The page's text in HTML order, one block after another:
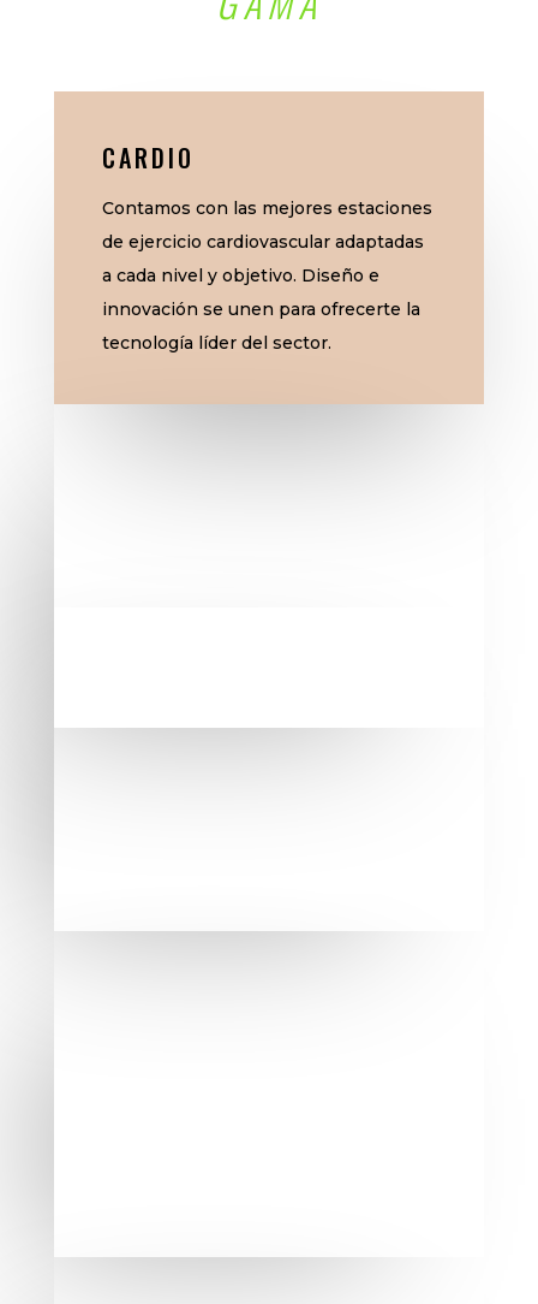
CARDIO
Contamos con las mejores estaciones
de ejercicio cardiovascular adaptadas
a cada nivel y objetivo. Diseño e
innovación se unen para ofrecerte la
tecnología líder del sector.